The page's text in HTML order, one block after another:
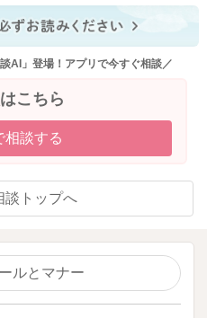
AI」登場！アプリで今すぐ相談／
こちら
相談する
談トップへ
ルとマナー